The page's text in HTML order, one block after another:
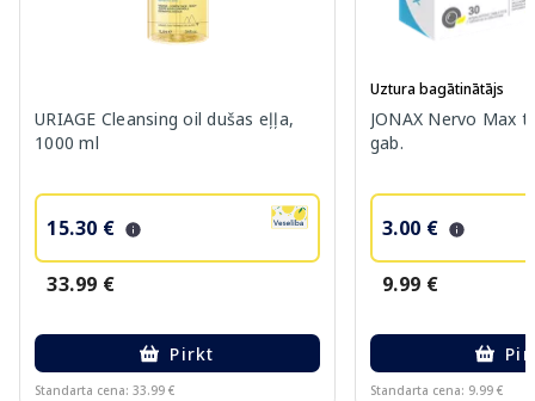
URIAGE Cleansing oil dušas eļļa,
1000 ml
15.30 €
33.99 €
Pirkt
Standarta cena: 33.99 €
Uztura bagātinātājs
JONAX Nervo Max
gab.
3.00 €
9.99 €
Standarta cena: 9.99 €